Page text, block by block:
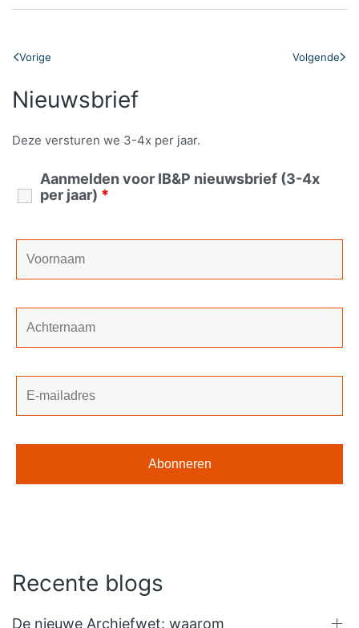
Vorige Volgende
Nieuwsbrief
Deze versturen we 3-4x per jaar.
Aanmelden voor IB&P nieuwsbrief (3-4x
per jaar) *
Recente blogs
De nieuwe Archiefwet: waarom